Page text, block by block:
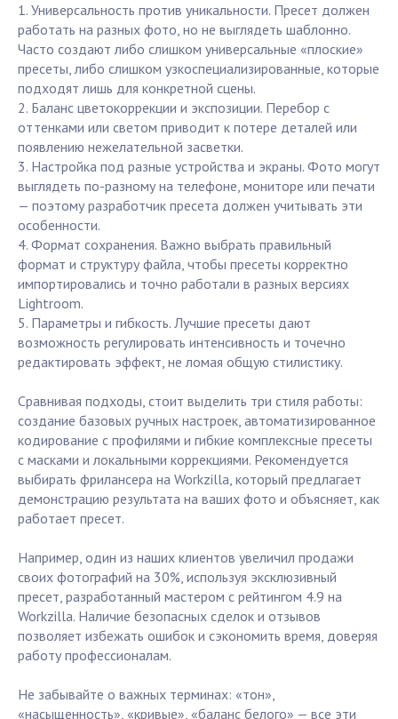
1. Универсальность против уникальности. Пресет должен
работать на разных фото, но не выглядеть шаблонно.
Часто создают либо слишком универсальные «плоские»
пресеты, либо слишком узкоспециализированные, которые
подходят лишь для конкретной сцены.
2. Баланс цветокоррекции и экспозиции. Перебор с
оттенками или светом приводит к потере деталей или
появлению нежелательной засветки.
3. Настройка под разные устройства и экраны. Фото могут
выглядеть по-разному на телефоне, мониторе или печати
— поэтому разработчик пресета должен учитывать эти
особенности.
4. Формат сохранения. Важно выбрать правильный
формат и структуру файла, чтобы пресеты корректно
импортировались и точно работали в разных версиях
Lightroom.
5. Параметры и гибкость. Лучшие пресеты дают
возможность регулировать интенсивность и точечно
редактировать эффект, не ломая общую стилистику.
Сравнивая подходы, стоит выделить три стиля работы:
создание базовых ручных настроек, автоматизированное
кодирование с профилями и гибкие комплексные пресеты
с масками и локальными коррекциями. Рекомендуется
выбирать фрилансера на Workzilla, который предлагает
демонстрацию результата на ваших фото и объясняет, как
работает пресет.
Например, один из наших клиентов увеличил продажи
своих фотографий на 30%, используя эксклюзивный
пресет, разработанный мастером с рейтингом 4.9 на
Workzilla. Наличие безопасных сделок и отзывов
позволяет избежать ошибок и сэкономить время, доверяя
работу профессионалам.
Не забывайте о важных терминах: «тон»,
«насыщенность», «кривые», «баланс белого» — все эти